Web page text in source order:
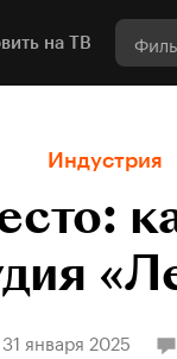
на ТВ
Индустрия
31 января 2025